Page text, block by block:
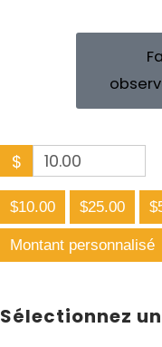
$
$10.00 $25.00
Montant personnalisé
Sélectionnez